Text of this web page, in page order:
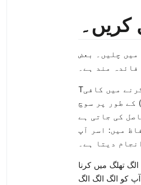
کریں۔
چلیں۔ بعض
مند ہے۔
Tاس کی وجہ یہ ہے کہ اسر ڈارٹ آبجیکٹ سے اور ڈیٹا کو انکوڈنگ اور ڈی کوڈ کرنے میں کافی
کے طور پر سوچ
کی جاتی ہے
میں: اسر آپ
دیتا ہے۔
تھلگ میں کرنا
کو الگ الگ الگ